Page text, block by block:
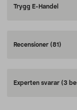
Trygg E-Handel
Recensioner (81)
Experten svarar (3